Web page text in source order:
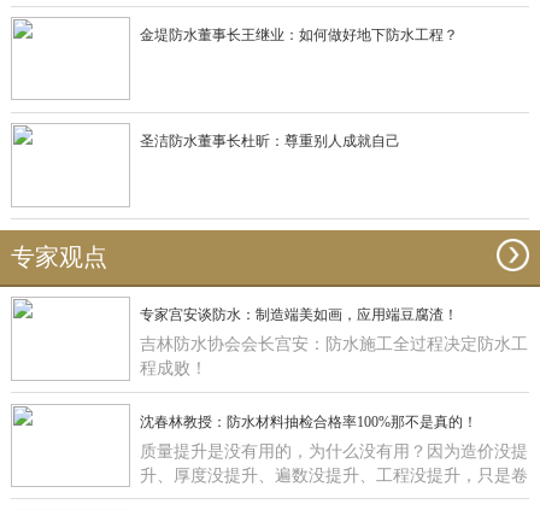
金堤防水董事长王继业：如何做好地下防水工程？
圣洁防水董事长杜昕：尊重别人成就自己
专家观点
专家宫安谈防水：制造端美如画，应用端豆腐渣！
吉林防水协会会长宫安：防水施工全过程决定防水工
程成败！
沈春林教授：防水材料抽检合格率100%那不是真的！
质量提升是没有用的，为什么没有用？因为造价没提
升、厚度没提升、遍数没提升、工程没提升，只是卷
材在那里提升有什么用啊？